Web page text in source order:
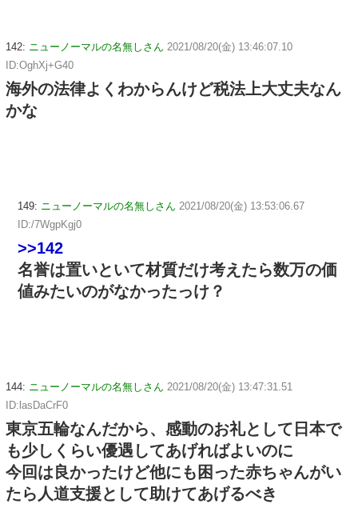
142: ニューノーマルの名無しさん 2021/08/20(金) 13:46:07.10
ID:OghXj+G40
海外の法律よくわからんけど税法上大丈夫なん
かな
149: ニューノーマルの名無しさん 2021/08/20(金) 13:53:06.67
ID:/7WgpKgj0
>>142
名誉は置いといて材質だけ考えたら数万の価
値みたいのがなかったっけ？
144: ニューノーマルの名無しさん 2021/08/20(金) 13:47:31.51
ID:lasDaCrF0
東京五輪なんだから、感動のお礼として日本で
も少しくらい優遇してあげればよいのに
今回は良かったけど他にも困った赤ちゃんがい
たら人道支援として助けてあげるべき